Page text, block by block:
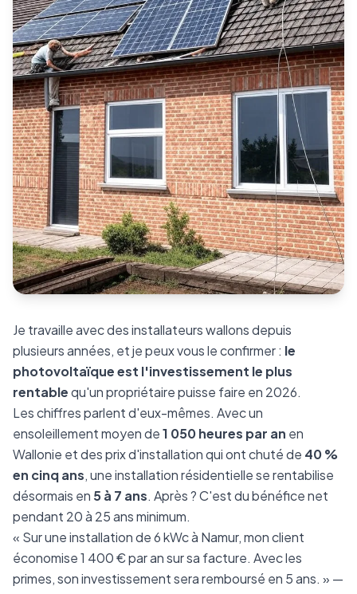
Je travaille avec des installateurs wallons depuis
plusieurs années, et je peux vous le confirmer : le
photovoltaïque est l'investissement le plus
rentablequ'un propriétaire puisse faire en 2026.
Les chiffres parlent d'eux-mêmes. Avec un
ensoleillement moyen de1 050 heures par an en
Wallonie et des prix d'installation qui ont chuté de 40 %
en cinq ans, une installation résidentielle se rentabilise
désormais en 5 à 7 ans. Après ? C'est du bénéfice net
pendant 20 à 25 ans minimum.
« Sur une installation de 6 kWc à Namur, mon client
économise 1 400 € par an sur sa facture. Avec les
primes, son investissement sera remboursé en 5 ans. » —